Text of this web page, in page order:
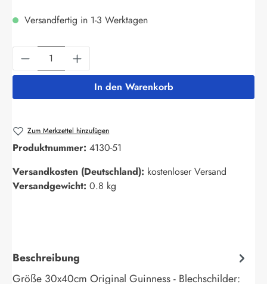
Versandfertig in 1-3 Werktagen
Produkt Anzahl: Gib den gewünschten
In den Warenkorb
Zum Merkzettel hinzufügen
Produktnummer: 4130-51
Versandkosten (Deutschland): kostenloser Versand
Versandgewicht: 0.8 kg
Beschreibung
Größe 30x40cm Original Guinness - Blechschilder: